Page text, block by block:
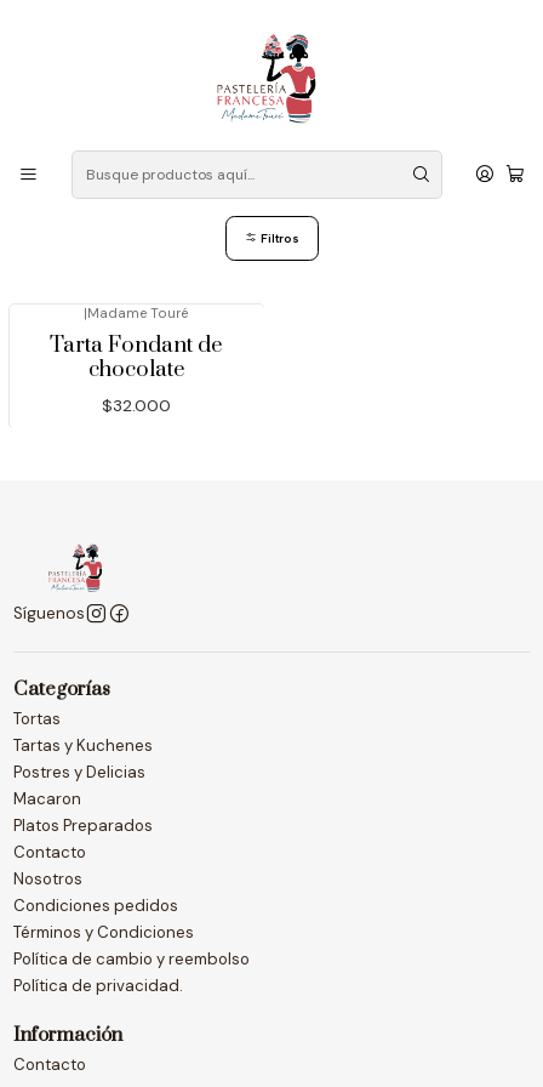
Providencia, Lo Barnechea, Peñalolen, La Florida, Macul, Santiago
Centro. Contacto mensaje WhatsApp: +56 946834602
Inicio Libre de harina
Libre de harina
Filtros
|Madame Touré
Tarta Fondant de
chocolate
$32.000
Síguenos
Categorías
Tortas
Tartas y Kuchenes
Postres y Delicias
Macaron
Platos Preparados
Contacto
Nosotros
Condiciones pedidos
Términos y Condiciones
Política de cambio y reembolso
Política de privacidad.
Información
Contacto